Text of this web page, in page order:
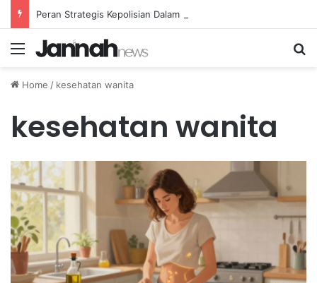
Menu
Home / kesehatan wanita
kesehatan wanita